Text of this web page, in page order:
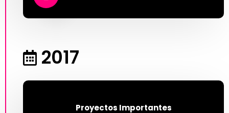
Proyectos Importantes
2017